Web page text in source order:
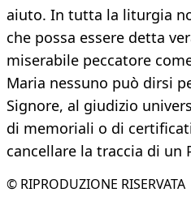
aiuto. In tutta la liturgia
che possa essere detta
miserabile peccatore come
Maria nessuno può dirsi
Signore, al giudizio
di memoriali o di
cancellare la traccia di un
© RIPRODUZIONE RISERVATA